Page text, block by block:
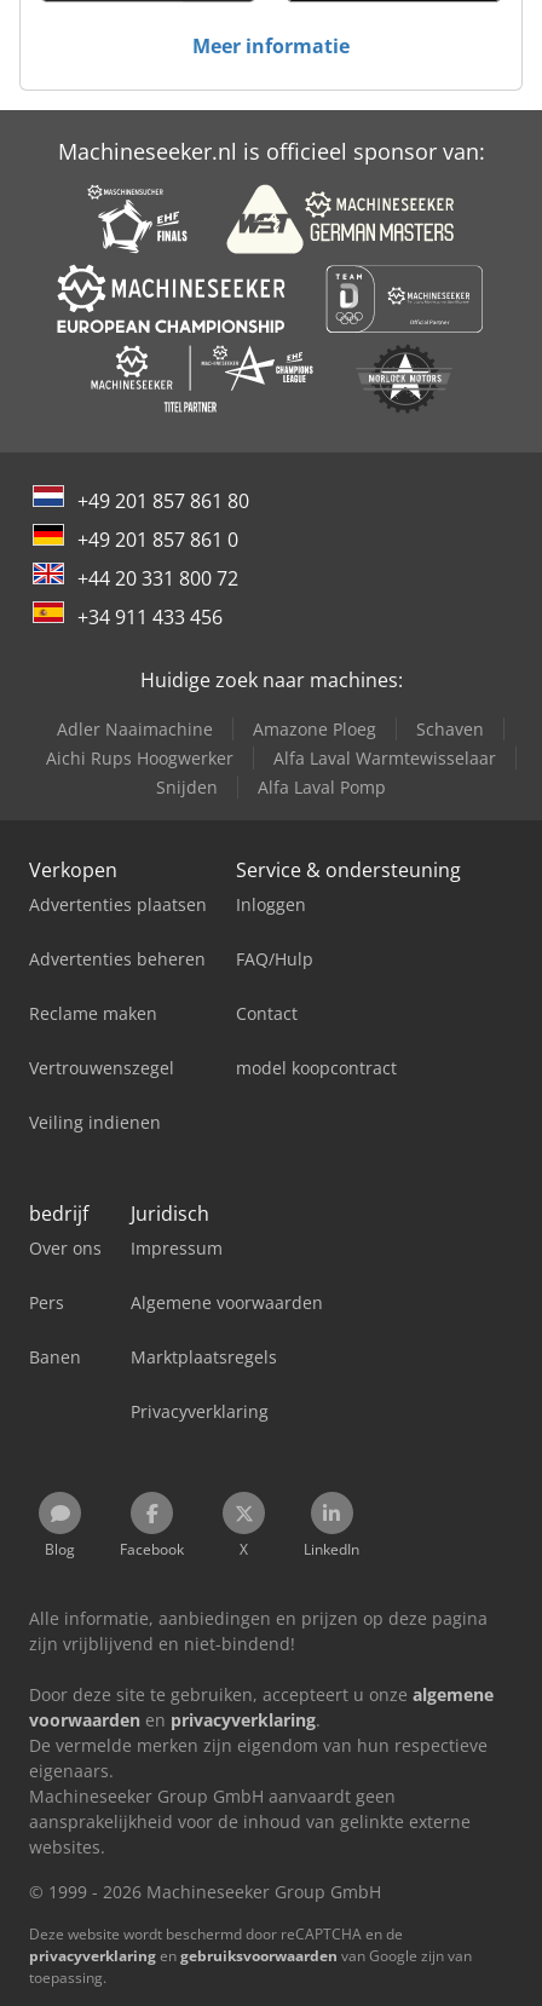
Luenette
Machine Breien
Meer informatie
Machineseeker.nl is officieel sponsor van:
+49 201 857 861 80
+49 201 857 861 0
+44 20 331 800 72
+34 911 433 456
Huidige zoek naar machines:
Adler Naaimachine Amazone Ploeg
Schaven
Aichi Rups Hoogwerker
Alfa Laval Warmtewisselaar
Snijden
Alfa Laval Pomp
Verkopen
Advertenties plaatsen
Advertenties beheren
Reclame maken
Vertrouwenszegel
Veiling indienen
Service & ondersteuning
Inloggen
FAQ/Hulp
Contact
model koopcontract
bedrijf
Over ons
Pers
Banen
Juridisch
Impressum
Algemene voorwaarden
Marktplaatsregels
Privacyverklaring
Blog Facebook X LinkedIn
Alle informatie, aanbiedingen en prijzen op deze pagina
zijn vrijblijvend en niet-bindend!
Door deze site te gebruiken, accepteert u onze algemene
voorwaarden en privacyverklaring.
De vermelde merken zijn eigendom van hun respectieve
eigenaars.
Machineseeker Group GmbH aanvaardt geen
aansprakelijkheid voor de inhoud van gelinkte externe
websites.
© 1999 - 2026 Machineseeker Group GmbH
Deze website wordt beschermd door reCAPTCHA en de
privacyverklaringengebruiksvoorwaarden van Google zijn van
toepassing.